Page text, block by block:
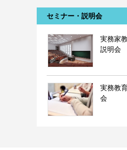
セミナー・説明会
実務家
説明会
実務教
会